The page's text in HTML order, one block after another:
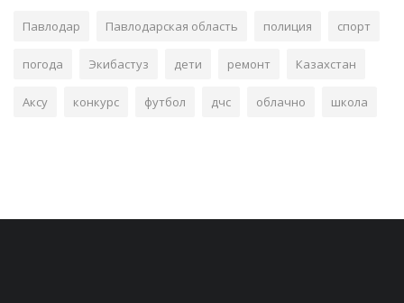
Павлодар Павлодарская область полиция спорт
погода Экибастуз дети ремонт Казахстан
Аксу конкурс футбол дчс облачно школа